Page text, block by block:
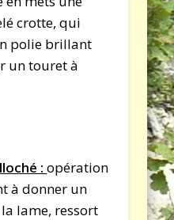
crotte, qui
polie brillant
un touret à
:opération
à donner un
lame, ressort